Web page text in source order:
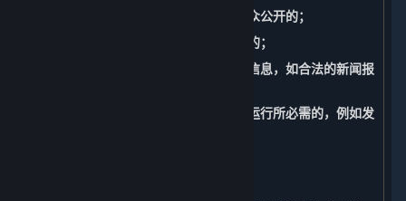
6. 所涉及的个人信息是您自行向社会公众公开的；
7. 根据您的要求签订和履行合同所必需的；
8. 从合法公开披露的信息中收集的个人信息，如合法的新闻报
9. 维护所提供的内容和服务的安全稳定运行所必需的，例如发